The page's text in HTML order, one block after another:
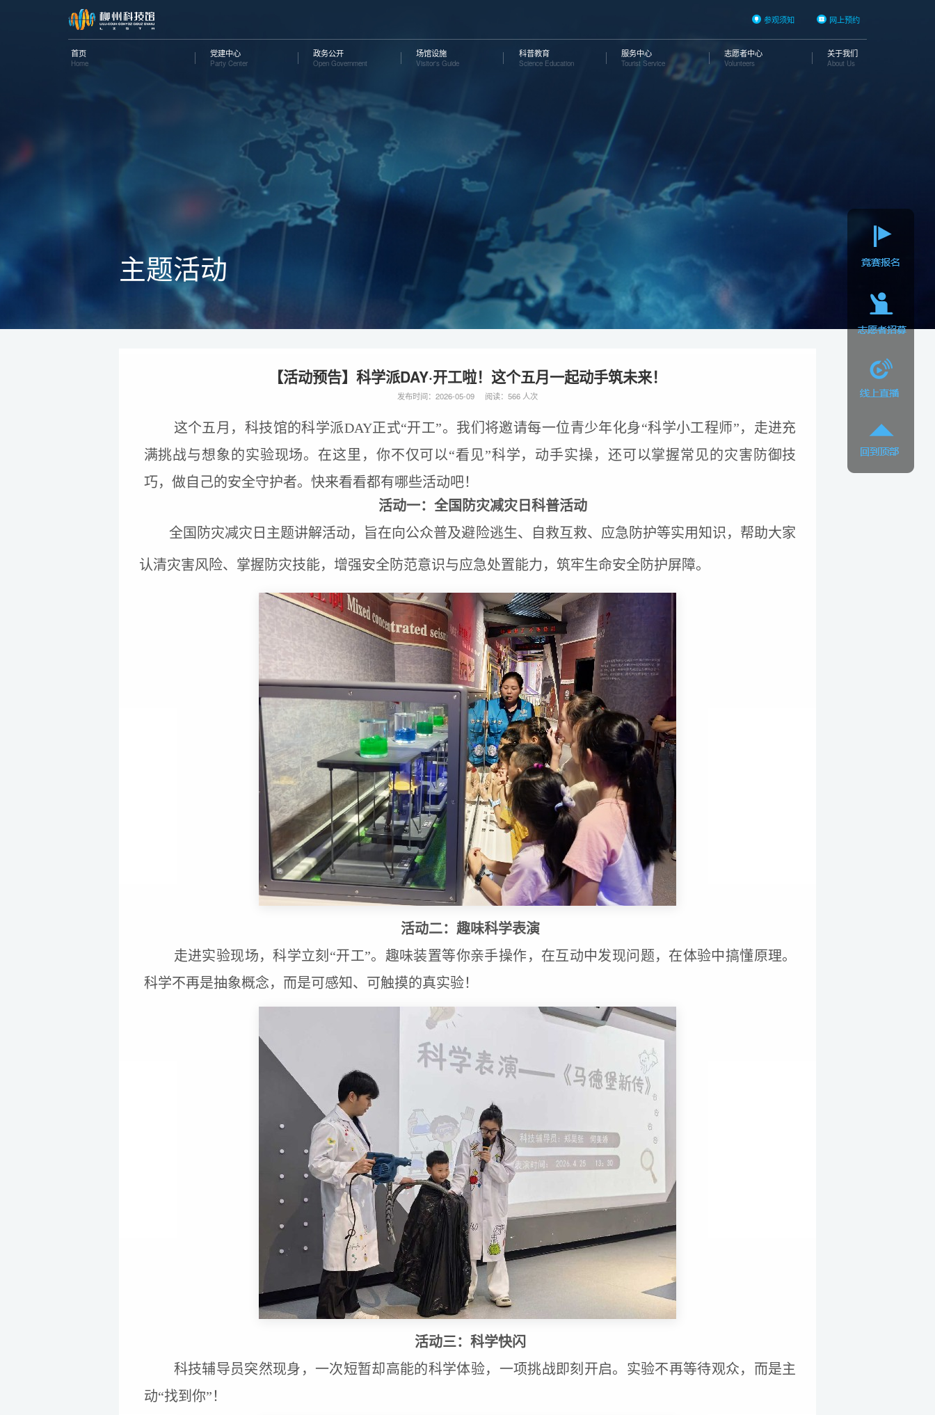
参观须知 网上预约
首页
Home
党建中心
Party Center
政务公开
Open Government
场馆设施
Visitor's Guide
科普教育
Science Education
服务中心
Tourist Service
志愿者中心
Volunteers
关于我们
About Us
主题活动
【活动预告】科学派DAY·开工啦！这个五月一起动手筑未来！
发布时间：2026-05-09 阅读：566 人次
这个五月，科技馆的科学派DAY正式“开工”。我们将邀请每一位青少年化身“科学小工程师”，走进充
满挑战与想象的实验现场。在这里，你不仅可以“看见”科学，动手实操，还可以掌握常见的灾害防御技
巧，做自己的安全守护者。快来看看都有哪些活动吧！
活动一： 全国防灾减灾日科普活动
全国防灾减灾日主题讲解活动，旨在向公众普及避险逃生、自救互救、应急防护等实用知识，帮助大家
认清灾害风险、掌握防灾技能，增强安全防范意识与应急处置能力，筑牢生命安全防护屏障。
活动二： 趣味科学表演
走进实验现场，科学立刻“开工”。趣味装置等你亲手操作，在互动中发现问题，在体验中搞懂原理。
科学不再是抽象概念，而是可感知、可触摸的真实验！
活动三：科学快闪
科技辅导员突然现身，一次短暂却高能的科学体验，一项挑战即刻开启。实验不再等待观众，而是主
动“找到你”！